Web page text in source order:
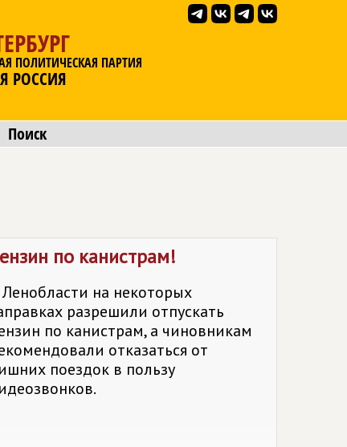
ПОЛИТИЧЕСКАЯ ПАРТИЯ
РОССИЯ
Поиск
по канистрам!
на некоторых
разрешили отпускать
по канистрам, а чиновникам
отказаться от
поездок в пользу